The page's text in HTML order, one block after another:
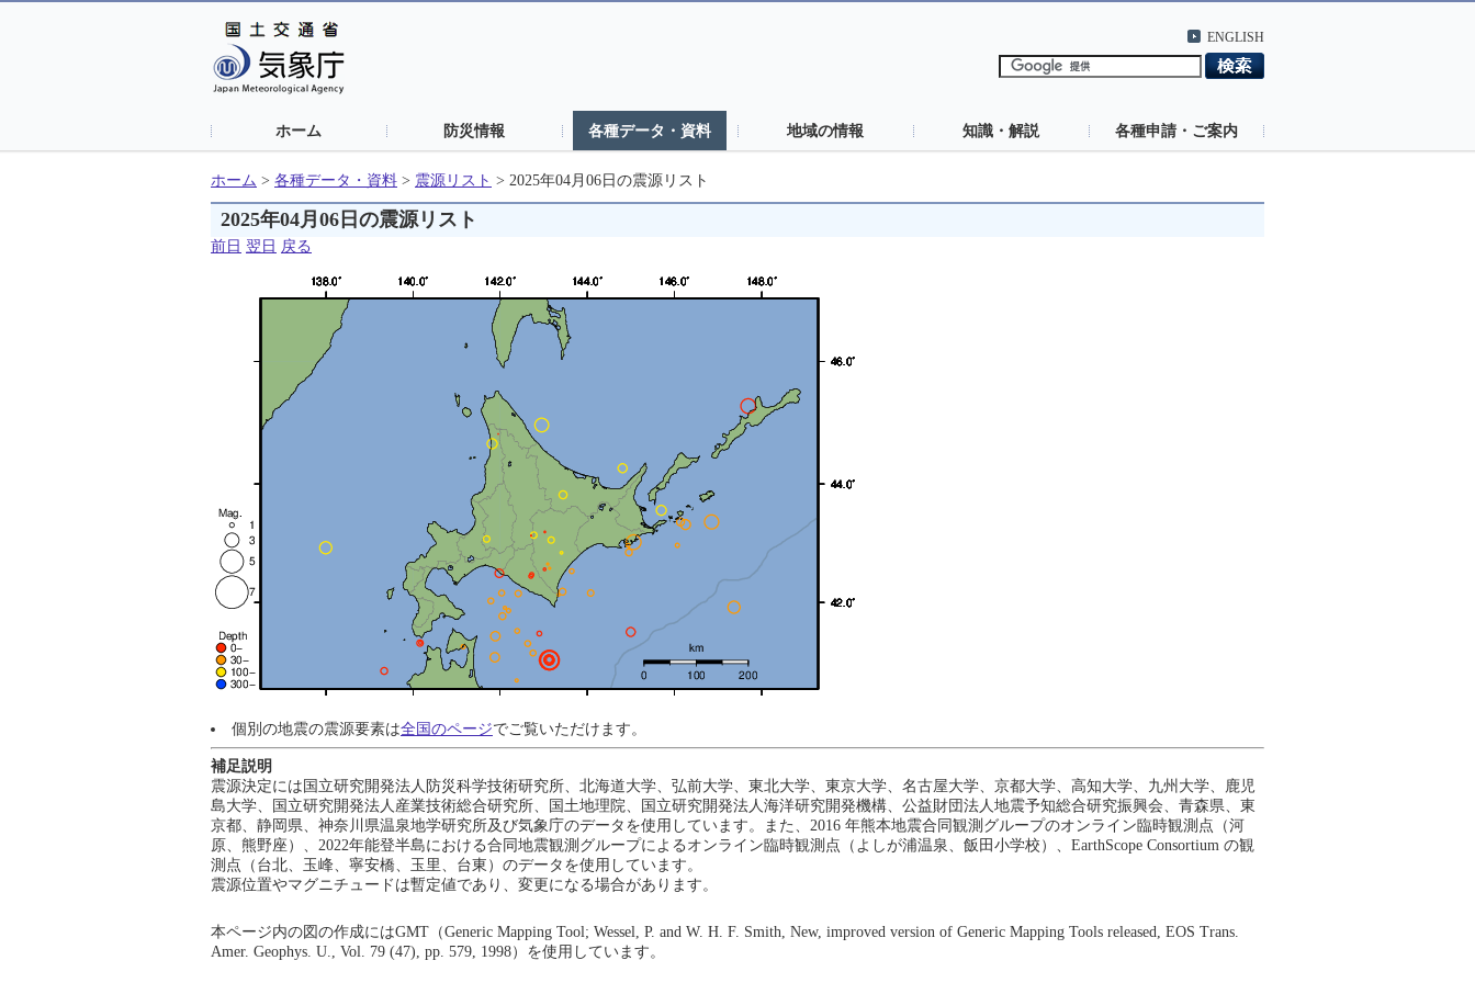
ENGLISH
ホーム 防災情報 各種データ・資料 地域の情報 知識・解説 各種申請・ご案内
ホーム > 各種データ・資料 > 震源リスト > 2025年04月06日の震源リスト
2025年04月06日の震源リスト
前日 翌日 戻る
個別の地震の震源要素は全国のページでご覧いただけます。
補足説明
震源決定には国立研究開発法人防災科学技術研究所、北海道大学、弘前大学、東北大学、東京大学、名古屋大学、京都大学、高知大学、九州大学、鹿児
島大学、国立研究開発法人産業技術総合研究所、国土地理院、国立研究開発法人海洋研究開発機構、公益財団法人地震予知総合研究振興会、青森県、東
京都、静岡県、神奈川県温泉地学研究所及び気象庁のデータを使用しています。また、2016 年熊本地震合同観測グループのオンライン臨時観測点（河
原、熊野座）、2022年能登半島における合同地震観測グループによるオンライン臨時観測点（よしが浦温泉、飯田小学校）、EarthScope Consortium の観
測点（台北、玉峰、寧安橋、玉里、台東）のデータを使用しています。
震源位置やマグニチュードは暫定値であり、変更になる場合があります。
本ページ内の図の作成にはGMT（Generic Mapping Tool; Wessel, P. and W. H. F. Smith, New, improved version of Generic Mapping Tools released, EOS Trans.
Amer. Geophys. U., Vol. 79 (47), pp. 579, 1998）を使用しています。